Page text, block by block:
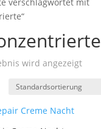
wird angezeigt